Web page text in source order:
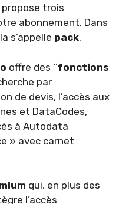
trois
abonnement. Dans
s’appelle pack.
offre des ‘’fonctions
par
de devis, l’accès aux
et DataCodes,
à Autodata
» avec carnet
qui, en plus des
l’accès